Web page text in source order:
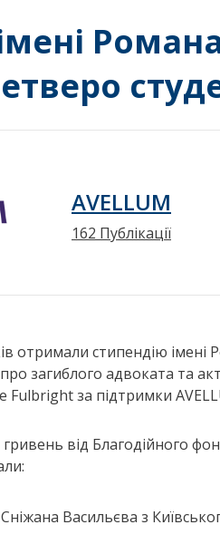
AVELLUM
162 Публікації
отримали стипендію
про загиблого адвоката та
за підтримки
від Благодійного
Васильєва з